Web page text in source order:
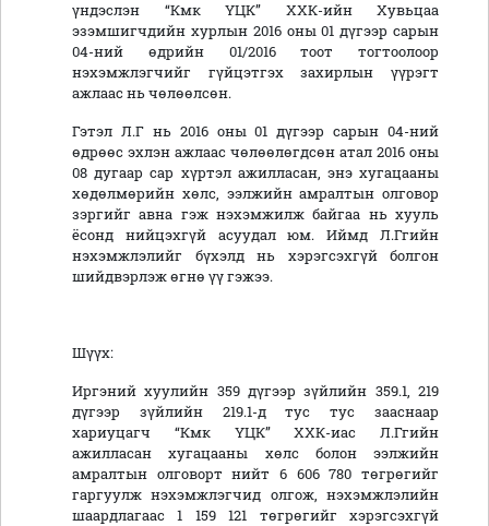
үндэслэн “Кмк ҮЦК” ХХК-ийн Хувьцаа
эзэмшигчдийн хурлын 2016 оны 01 дүгээр сарын
04-ний өдрийн 01/2016 тоот тогтоолоор
нэхэмжлэгчийг гүйцэтгэх захирлын үүрэгт
ажлаас нь чөлөөлсөн.
Гэтэл Л.Г нь 2016 оны 01 дүгээр сарын 04-ний
өдрөөс эхлэн ажлаас чөлөөлөгдсөн атал 2016 оны
08 дугаар cap хүртэл ажилласан, энэ хугацааны
хөдөлмөрийн хөлс, ээлжийн амралтын олговор
зэргийг авна гэж нэхэмжилж байгаа нь хууль
ёсонд нийцэхгүй асуудал юм. Иймд Л.Ггийн
нэхэмжлэлийг бүхэлд нь хэрэгсэхгүй болгон
шийдвэрлэж өгнө үү гэжээ.
Шүүх:
Иргэний хуулийн 359 дүгээр зүйлийн 359.1, 219
дүгээр зүйлийн 219.1-д тус тус зааснаар
хариуцагч “Кмк ҮЦК” ХХК-иас Л.Ггийн
ажилласан хугацааны хөлс болон ээлжийн
амралтын олговорт нийт 6 606 780 төгрөгийг
гаргуулж нэхэмжлэгчид олгож, нэхэмжлэлийн
шаардлагаас 1 159 121 төгрөгийг хэрэгсэхгүй